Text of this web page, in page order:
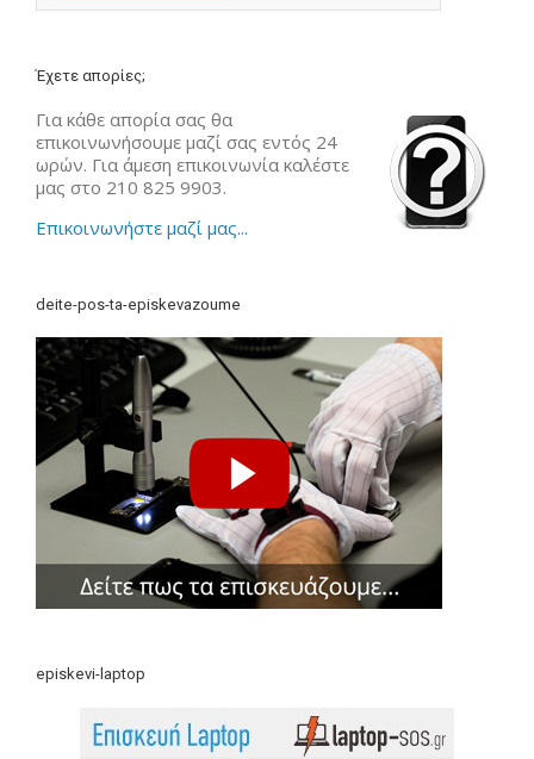
Έχετε απορίες;
Για κάθε απορία σας θα
επικοινωνήσουμε μαζί σας εντός 24
ωρών. Για άμεση επικοινωνία καλέστε
μας στο 210 825 9903.
Επικοινωνήστε μαζί μας...
deite-pos-ta-episkevazoume
episkevi-laptop